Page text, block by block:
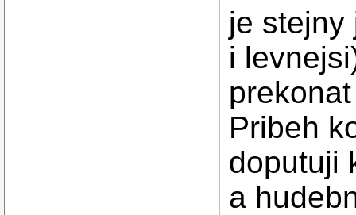
je stejny
i
Pribeh
doputuji
a